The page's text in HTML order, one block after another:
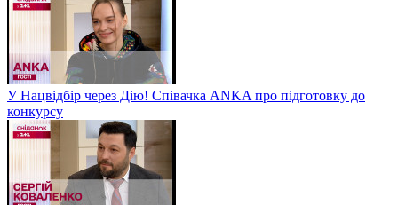
У Нацвідбір через Дію! Співачка ANKA про підготовку до
конкурсу